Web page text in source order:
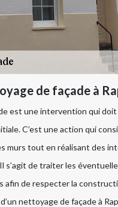
de façade à
est une intervention qui
C’est une action qui
murs tout en réalisant des
s’agit de traiter les
afin de respecter la
nettoyage de façade à